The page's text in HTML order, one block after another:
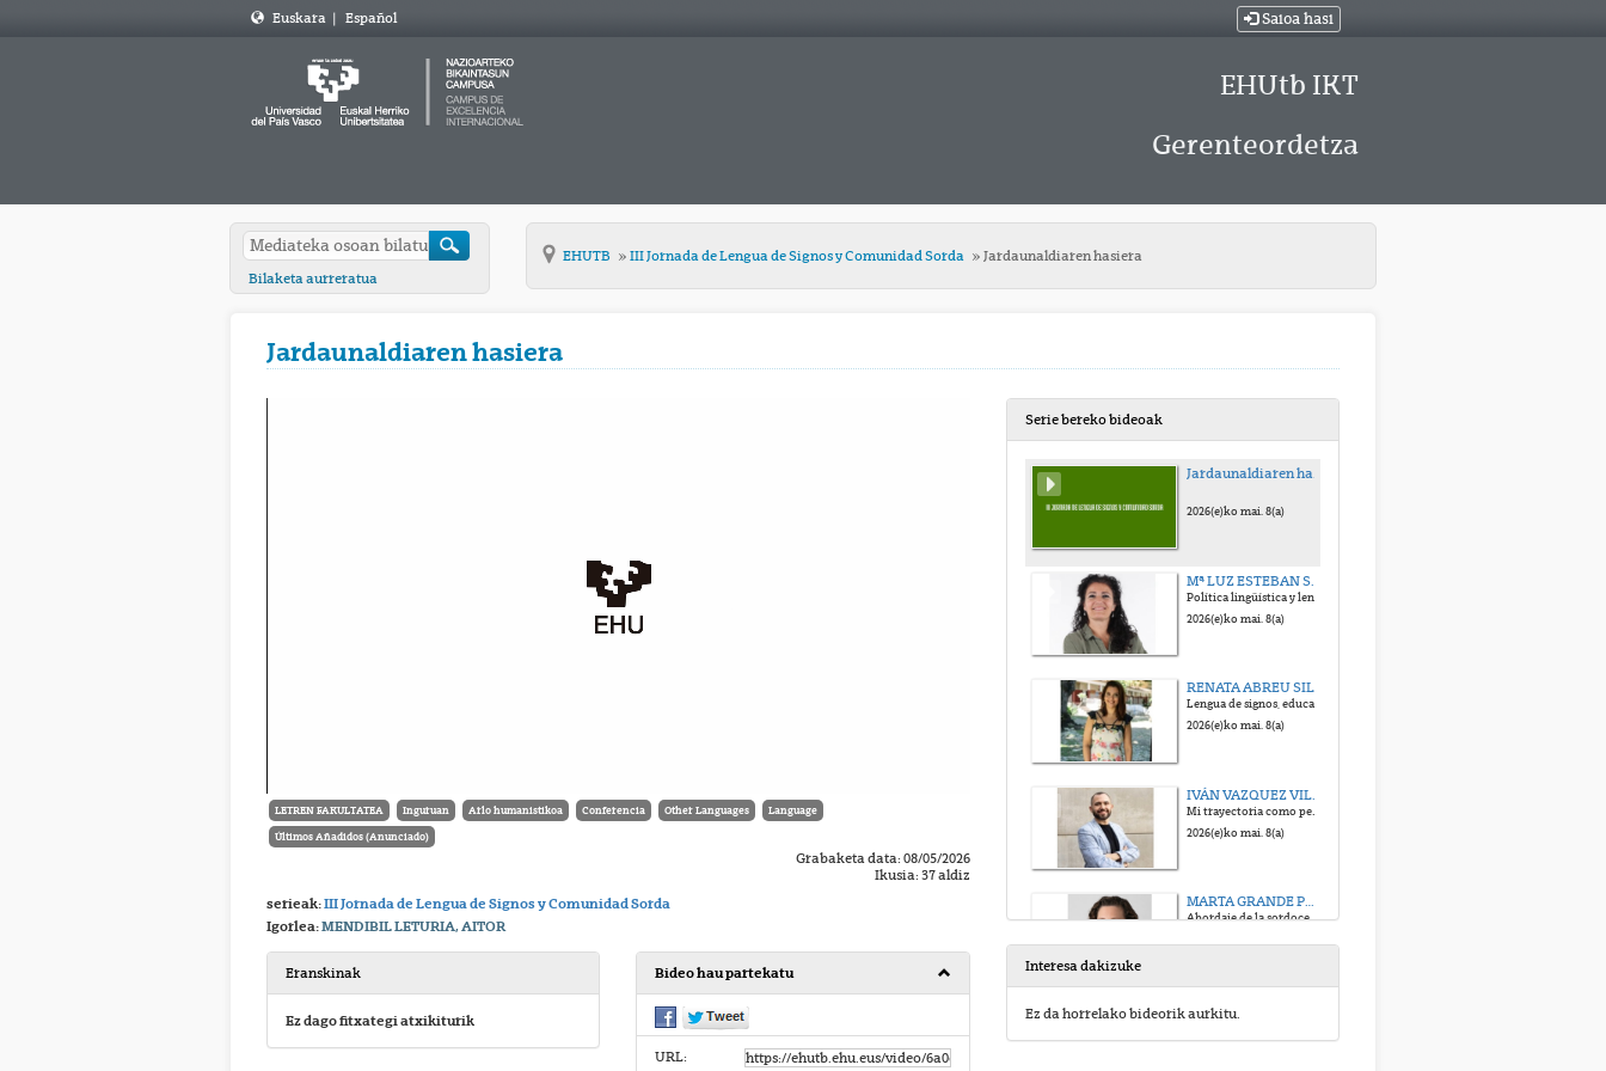
Euskara | Español Saioa hasi
EHUtb IKT
Gerenteordetza
Bilaketa aurreratua
EHUTB III Jornada de Lengua de Signos y Comunidad Sorda Jardaunaldiaren hasiera
Jardaunaldiaren hasiera
LETREN FAKULTATEA Inguruan Arlo humanistikoa Conferencia Other Languages Language
Últimos Añadidos (Anunciado)
Grabaketa data: 08/05/2026
Ikusia: 37 aldiz
serieak:III Jornada de Lengua de Signos y Comunidad Sorda
Igorlea:MENDIBIL LETURIA, AITOR
Eranskinak
Ez dago fitxategi atxikiturik
Bideo hau partekatu
URL:
Serie bereko bideoak
Jardaunaldiaren hasiera
2026(e)ko mai. 8(a)
Mª LUZ ESTEBAN SAIZ (Centro de Normalización Lingüística de LSE)
Política lingüística y lengua de signos española: una mirada etnográfica crítica
2026(e)ko mai. 8(a)
RENATA ABREU SILVÉRIO (Universidade Estadual do Ceará, Brasil)
Lengua de signos, educación y accesibilidad: el caso brasileño
2026(e)ko mai. 8(a)
IVÁN VAZQUEZ VILLAR (Universidad Rey Juan 12:00H Carlos, Madrid)
Mi trayectoria como persona sorda y signante en el sistema educativo
2026(e)ko mai. 8(a)
MARTA GRANDE PORCEL (ONCE Euskadi)
Abordaje de la sordoceguera en la ONCE
Interesa dakizuke
Ez da horrelako bideorik aurkitu.